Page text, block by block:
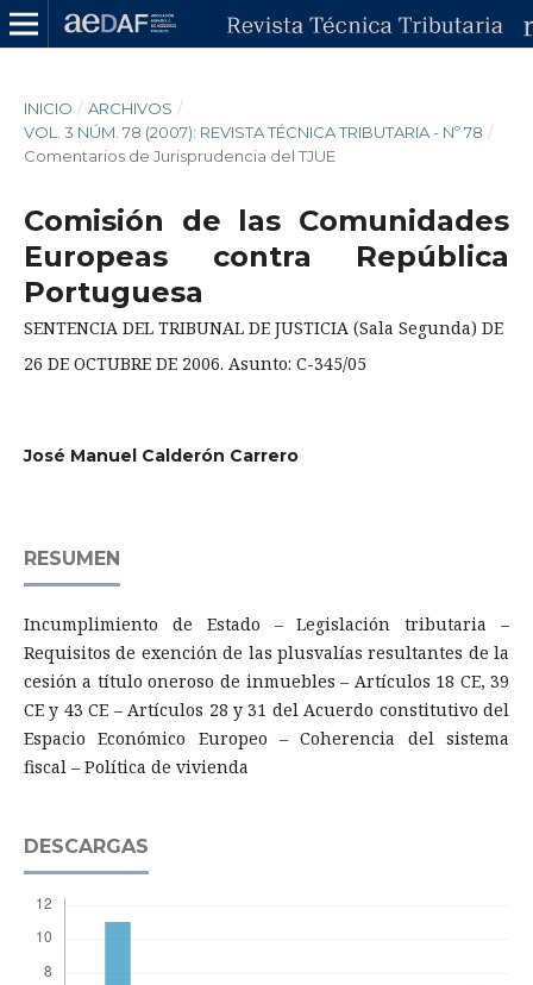
INICIO / ARCHIVOS /
VOL. 3 NÚM. 78 (2007): REVISTA TÉCNICA TRIBUTARIA - Nº 78 /
Comentarios de Jurisprudencia del TJUE
Comisión de las Comunidades
Europeas contra República
Portuguesa
SENTENCIA DEL TRIBUNAL DE JUSTICIA (Sala Segunda) DE
26 DE OCTUBRE DE 2006. Asunto: C-345/05
José Manuel Calderón Carrero
RESUMEN
Incumplimiento de Estado – Legislación tributaria –
Requisitos de exención de las plusvalías resultantes de la
cesión a título oneroso de inmuebles – Artículos 18 CE, 39
CE y 43 CE – Artículos 28 y 31 del Acuerdo constitutivo del
Espacio Económico Europeo – Coherencia del sistema
fiscal – Política de vivienda
DESCARGAS